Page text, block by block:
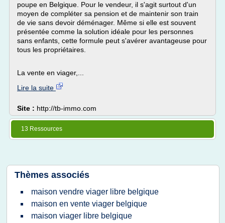
poupe en Belgique. Pour le vendeur, il s'agit surtout d'un
moyen de compléter sa pension et de maintenir son train
de vie sans devoir déménager. Même si elle est souvent
présentée comme la solution idéale pour les personnes
sans enfants, cette formule peut s'avérer avantageuse pour
tous les propriétaires.
La vente en viager,...
Lire la suite
Site : http://tb-immo.com
13 Ressources
Thèmes associés
maison vendre viager libre belgique
maison en vente viager belgique
maison viager libre belgique